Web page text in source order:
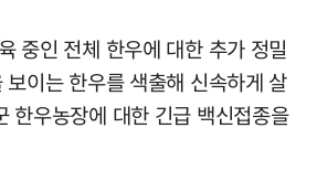
중인 전체 한우에 대한 추가 정밀
이는 한우를 색출해 신속하게 살
한우농장에 대한 긴급 백신접종을